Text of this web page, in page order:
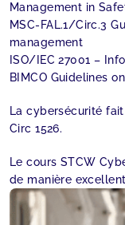
Management in
MSC-FAL.1/Circ.3
management
ISO/IEC 27001 –
BIMCO Guidelines
La cybersécurité
Circ 1526.
Le cours STCW
de manière